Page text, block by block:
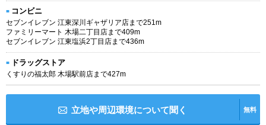
コンビニ
セブンイレブン 江東深川ギャザリア店まで251m
ファミリーマート 木場二丁目店まで409m
セブンイレブン 江東塩浜2丁目店まで436m
ドラッグストア
くすりの福太郎 木場駅前店まで427m
立地や周辺環境について聞く 無料